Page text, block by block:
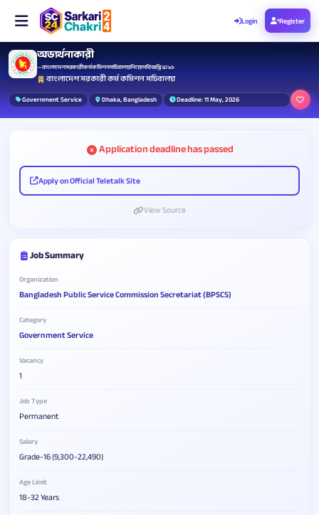
Login Register
অভ্যর্থনাকারী
— বাংলাদেশ সরকারী কর্ম কমিশন সচিবালয় নিয়োগ বিজ্ঞপ্তি ২০২৬
বাংলাদেশ সরকারী কর্ম কমিশন সচিবালয়
Government Service Dhaka, Bangladesh Deadline: 11 May, 2026
Application deadline has passed
Apply on Official Teletalk Site
View Source
Job Summary
Organization
Bangladesh Public Service Commission Secretariat (BPSCS)
Category
Government Service
Vacancy
1
Job Type
Permanent
Salary
Grade-16 (9,300-22,490)
Age Limit
18-32 Years